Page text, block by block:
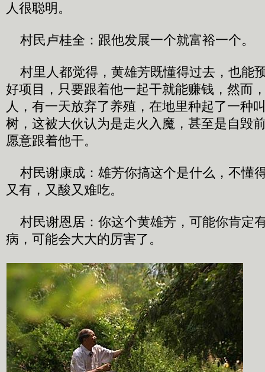
人很聪明。
村民卢桂全：跟他发展一个就富裕一个。
村里人都觉得，黄雄芳既懂得过去，也能
好项目，只要跟着他一起干就能赚钱，然而
人，有一天放弃了养殖，在地里种起了一种
树，这被大伙认为是走火入魔，甚至是自毁
愿意跟着他干。
村民谢康成：雄芳你搞这个是什么，不懂
又有，又酸又难吃。
村民谢恩居：你这个黄雄芳，可能你肯定
病，可能会大大的厉害了。